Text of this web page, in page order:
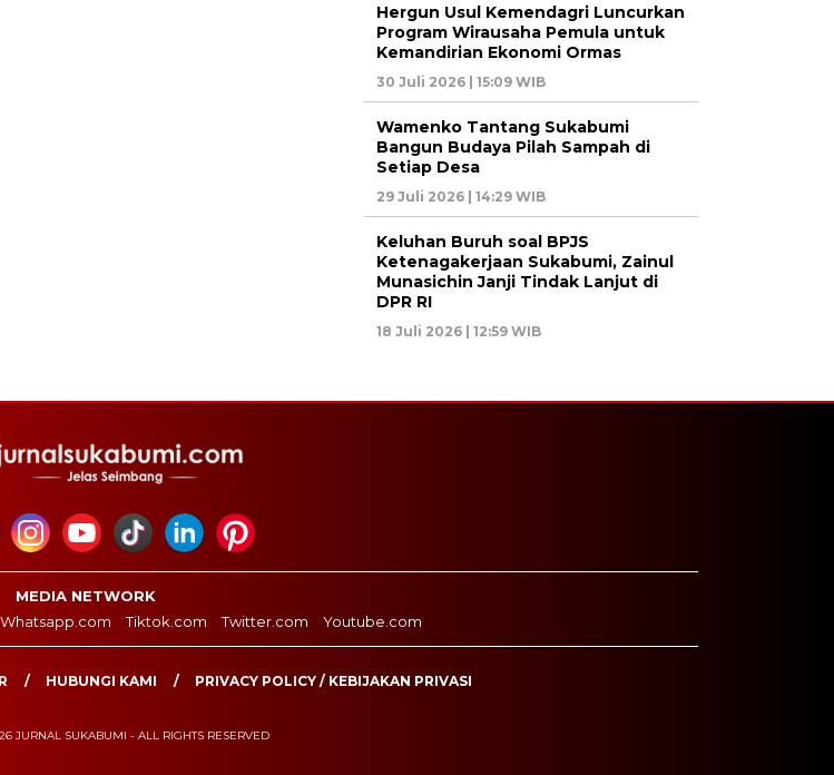
Hergun Usul Kemendagri Luncurkan
Program Wirausaha Pemula untuk
Kemandirian Ekonomi Ormas
30 Juli 2026 | 15:09 WIB
Wamenko Tantang Sukabumi
Bangun Budaya Pilah Sampah di
Setiap Desa
29 Juli 2026 | 14:29 WIB
Keluhan Buruh soal BPJS
Ketenagakerjaan Sukabumi, Zainul
Munasichin Janji Tindak Lanjut di
DPR RI
18 Juli 2026 | 12:59 WIB
MEDIA NETWORK
Whatsapp.com Tiktok.com Twitter.com Youtube.com
HUBUNGI KAMI PRIVACY POLICY / KEBIJAKAN PRIVASI
JURNAL SUKABUMI - ALL RIGHTS RESERVED